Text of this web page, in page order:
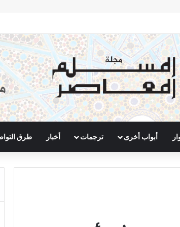
أبواب أخرى ترجمات أخبار طرق